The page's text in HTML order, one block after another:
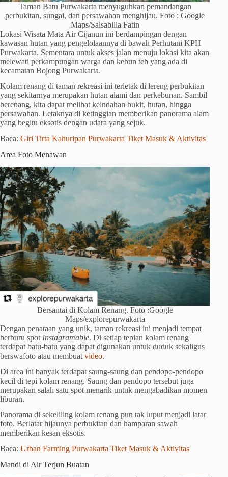
Taman Batu Purwakarta menyuguhkan pemandangan
perbukitan, sungai, dan persawahan menghijau. Foto : Google
Maps/Salsabilla Fatin
Lokasi Wisata Mata Air Cijanun ini berdampingan dengan
kawasan hutan yang pengelolaannya di bawah Perhutani KPH
Purwakarta. Sementara untuk akses jalan menuju lokasi kita akan
melewati perkampungan warga dan kebun teh yang ada di
kecamatan Bojong Purwakarta.
Kolam renang di taman rekreasi ini terletak di lereng perbukitan
yang sekitarnya merupakan hutan alami dan perkebunan. Sambil
berenang, kita dapat melihat keindahan bukit, hutan, hingga
persawahan. Letaknya di ketinggian memberikan panorama alam
yang begitu eksotis dengan udara yang sejuk.
Baca: Giri Tirta Kahuripan Purwakarta Tiket Masuk & Aktivitas
Area Foto Menawan
Bersantai di Kolam Renang. Foto :Google
Maps/explorepurwakarta
Dengan penataan yang unik, taman rekreasi ini menjadi tempat
berburu spot Instagramable. Di setiap tepian kolam renang
terdapat batu-batu yang dapat digunakan untuk duduk sekaligus
berswafoto atau membuat video.
Di area ini banyak terdapat saung-saung dan pendopo-pendopo
kecil di tepi kolam renang. Saung dan pendopo tersebut juga
merupakan salah satu spot menarik untuk mengabadikan momen
liburan.
Panorama di sekeliling kolam renang pun tak luput menjadi latar
foto. Berlatar hijaunya perbukitan dan hamparan sawah
memberikan kesan eksotis.
Baca: Urban Farming Purwakarta Tiket Masuk & Aktivitas
Mandi di Air Terjun Buatan